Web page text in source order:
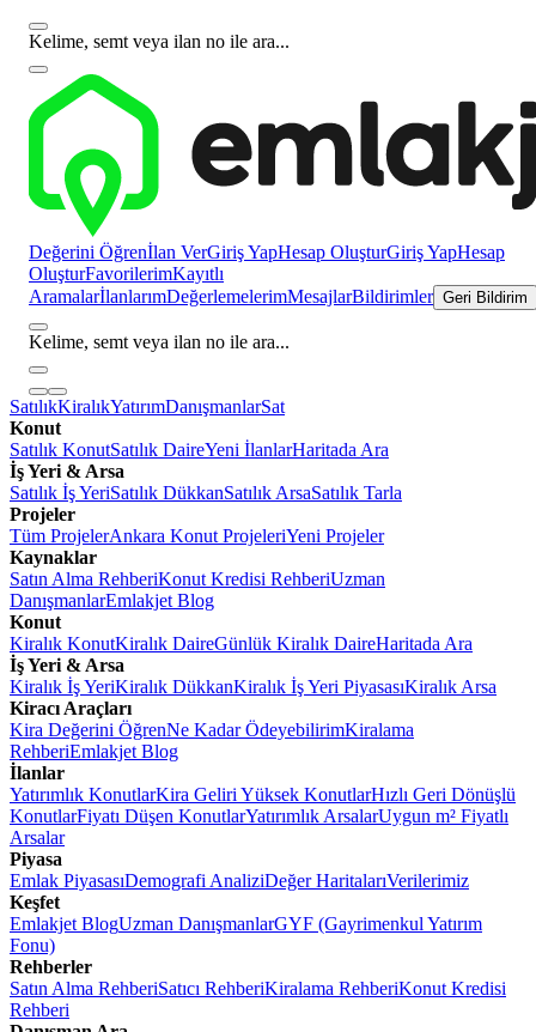
Kelime, semt veya ilan no ile ara...
Değerini Öğrenİlan VerGiriş YapHesap OluşturGiriş YapHesap
OluşturFavorilerimKayıtlı
AramalarİlanlarımDeğerlemelerimMesajlarBildirimler Geri Bildirim
Kelime, semt veya ilan no ile ara...
SatılıkKiralıkYatırımDanışmanlarSat
Konut
Satılık KonutSatılık DaireYeni İlanlarHaritada Ara
İş Yeri & Arsa
Satılık İş YeriSatılık DükkanSatılık ArsaSatılık Tarla
Projeler
Tüm ProjelerAnkara Konut ProjeleriYeni Projeler
Kaynaklar
Satın Alma RehberiKonut Kredisi RehberiUzman
DanışmanlarEmlakjet Blog
Konut
Kiralık KonutKiralık DaireGünlük Kiralık DaireHaritada Ara
İş Yeri & Arsa
Kiralık İş YeriKiralık DükkanKiralık İş Yeri PiyasasıKiralık Arsa
Kiracı Araçları
Kira Değerini ÖğrenNe Kadar ÖdeyebilirimKiralama
RehberiEmlakjet Blog
İlanlar
Yatırımlık KonutlarKira Geliri Yüksek KonutlarHızlı Geri Dönüşlü
KonutlarFiyatı Düşen KonutlarYatırımlık ArsalarUygun m² Fiyatlı
Arsalar
Piyasa
Emlak PiyasasıDemografi AnaliziDeğer HaritalarıVerilerimiz
Keşfet
Emlakjet BlogUzman DanışmanlarGYF (Gayrimenkul Yatırım
Fonu)
Rehberler
Satın Alma RehberiSatıcı RehberiKiralama RehberiKonut Kredisi
Rehberi